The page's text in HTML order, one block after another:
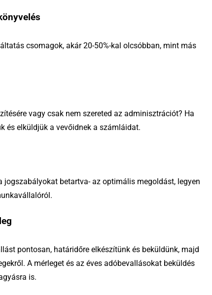
csomagok, akár 20-50%-kal olcsóbban, mint más
vagy csak nem szereted az adminisztrációt? Ha
és elküldjük a vevőidnek a számláidat.
jogszabályokat betartva- az optimális megoldást, legyen
pontosan, határidőre elkészítünk és beküldünk, majd
A mérleget és az éves adóbevallásokat beküldés
is.